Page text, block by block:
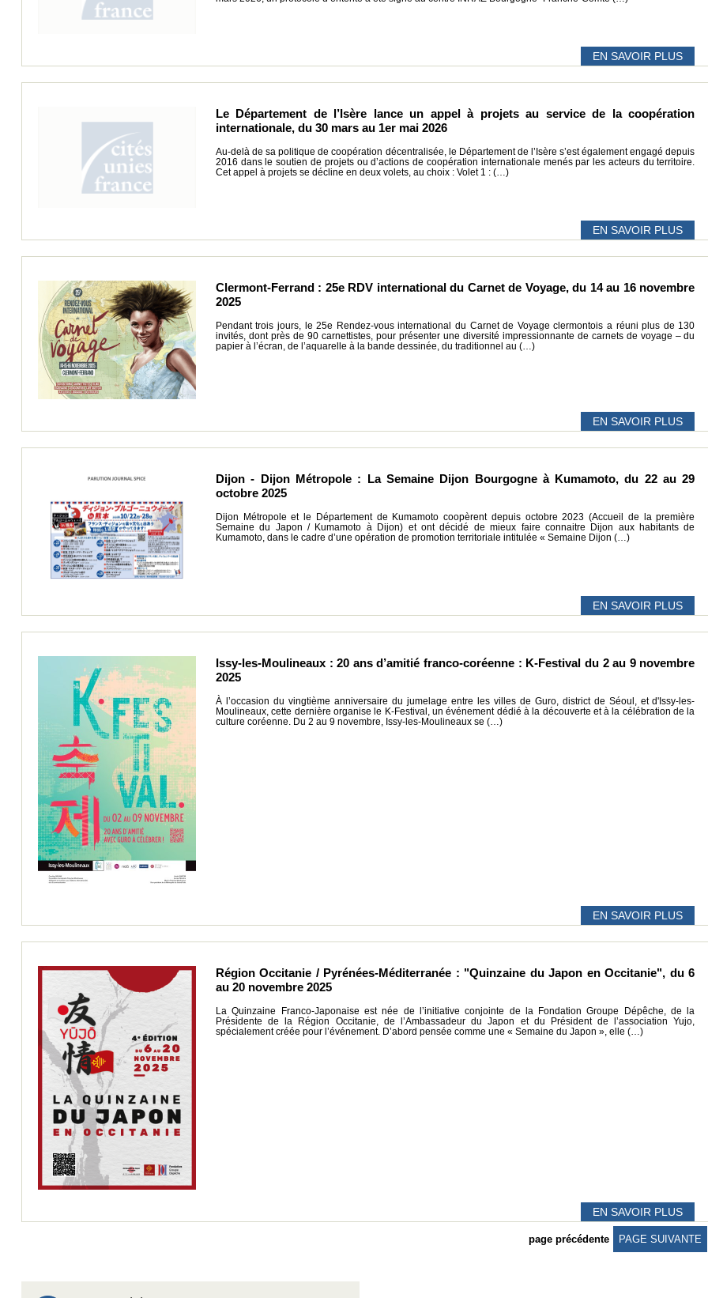
EN SAVOIR PLUS
Le Département de l’Isère lance un appel à projets au service de la coopération
internationale, du 30 mars au 1er mai 2026
Au-delà de sa politique de coopération décentralisée, le Département de l’Isère s’est également engagé depuis
2016 dans le soutien de projets ou d’actions de coopération internationale menés par les acteurs du territoire.
Cet appel à projets se décline en deux volets, au choix : Volet 1 : (…)
EN SAVOIR PLUS
Clermont-Ferrand : 25e RDV international du Carnet de Voyage, du 14 au 16 novembre
2025
Pendant trois jours, le 25e Rendez-vous international du Carnet de Voyage clermontois a réuni plus de 130
invités, dont près de 90 carnettistes, pour présenter une diversité impressionnante de carnets de voyage – du
papier à l’écran, de l’aquarelle à la bande dessinée, du traditionnel au (…)
EN SAVOIR PLUS
Dijon - Dijon Métropole : La Semaine Dijon Bourgogne à Kumamoto, du 22 au 29
octobre 2025
Dijon Métropole et le Département de Kumamoto coopèrent depuis octobre 2023 (Accueil de la première
Semaine du Japon / Kumamoto à Dijon) et ont décidé de mieux faire connaitre Dijon aux habitants de
Kumamoto, dans le cadre d’une opération de promotion territoriale intitulée « Semaine Dijon (…)
EN SAVOIR PLUS
Issy-les-Moulineaux : 20 ans d’amitié franco-coréenne : K-Festival du 2 au 9 novembre
2025
À l’occasion du vingtième anniversaire du jumelage entre les villes de Guro, district de Séoul, et d'Issy-les-
Moulineaux, cette dernière organise le K-Festival, un événement dédié à la découverte et à la célébration de la
culture coréenne. Du 2 au 9 novembre, Issy-les-Moulineaux se (…)
EN SAVOIR PLUS
Région Occitanie / Pyrénées-Méditerranée : "Quinzaine du Japon en Occitanie", du 6
au 20 novembre 2025
La Quinzaine Franco-Japonaise est née de l’initiative conjointe de la Fondation Groupe Dépêche, de la
Présidente de la Région Occitanie, de l’Ambassadeur du Japon et du Président de l’association Yujo,
spécialement créée pour l’événement. D’abord pensée comme une « Semaine du Japon », elle (…)
EN SAVOIR PLUS
page précédente PAGE SUIVANTE